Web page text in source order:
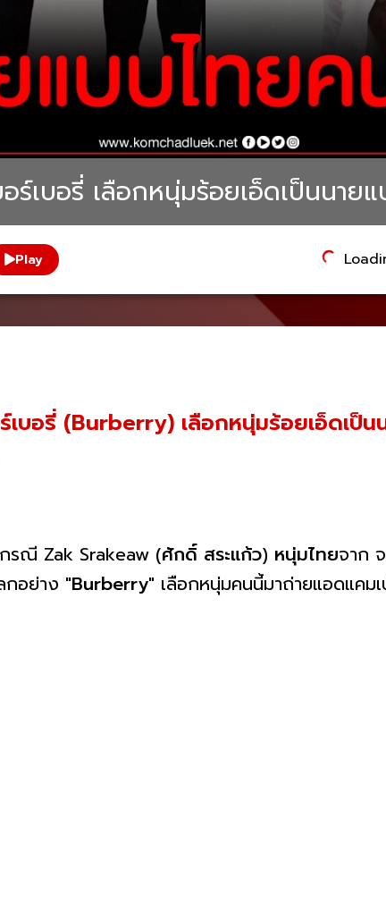
ร์เบอรี่ เลือกหนุ่มร้อยเอ็ดเป็นนา
Play
เบอรี่ (Burberry) เลือกหนุ่มร้อยเอ็ดเ
รณี Zak Srakeaw (ศักดิ์ สระแก้ว) หนุ่มไทยจาก
กอย่าง "Burberry" เลือกหนุ่มคนนี้มาถ่ายแอดแค